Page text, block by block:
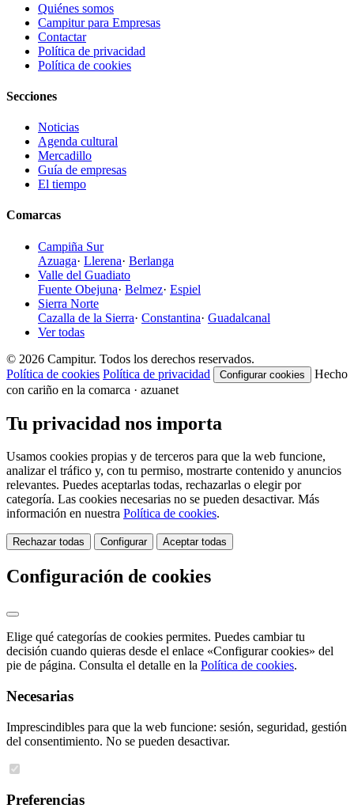
Quiénes somos
Campitur para Empresas
Contactar
Política de privacidad
Política de cookies
Secciones
Noticias
Agenda cultural
Mercadillo
Guía de empresas
El tiempo
Comarcas
Campiña Sur
Azuaga· Llerena· Berlanga
Valle del Guadiato
Fuente Obejuna· Belmez· Espiel
Sierra Norte
Cazalla de la Sierra· Constantina· Guadalcanal
Ver todas
© 2026 Campitur. Todos los derechos reservados.
Política de cookies Política de privacidad Configurar cookies
Hecho
con cariño en la comarca · azuanet
Tu privacidad nos importa
Usamos cookies propias y de terceros para que la web funcione,
analizar el tráfico y, con tu permiso, mostrarte contenido y anuncios
relevantes. Puedes aceptarlas todas, rechazarlas o elegir por
categoría. Las cookies necesarias no se pueden desactivar. Más
información en nuestra Política de cookies.
Rechazar todas Configurar Aceptar todas
Configuración de cookies
Elige qué categorías de cookies permites. Puedes cambiar tu
decisión cuando quieras desde el enlace «Configurar cookies» del
pie de página. Consulta el detalle en la Política de cookies.
Necesarias
Imprescindibles para que la web funcione: sesión, seguridad, gestión
del consentimiento. No se pueden desactivar.
Preferencias